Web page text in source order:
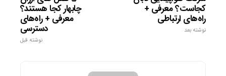
چابهار کجا هستند؟
معرفی + راه‌های
دسترسی
نوشته قبل
کجاست؟ معرفی +
راه‌های ارتباطی
نوشته بعد